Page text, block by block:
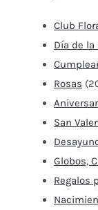
Club
Día de la
Rosas
San
Globos,
Regalos